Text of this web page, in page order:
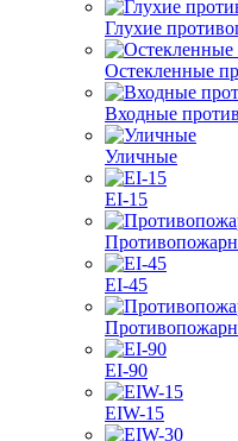
Глухие
Остекленные
Входные
Уличные
EI-15
EI-45
EI-90
EIW-15